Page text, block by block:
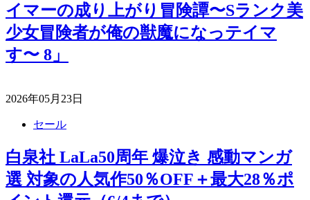
イマーの成り上がり冒険譚〜Sランク美
少女冒険者が俺の獣魔になっテイマ
す〜 8」
2026年05月23日
セール
白泉社 LaLa50周年 爆泣き 感動マンガ
選 対象の人気作50％OFF＋最大28％ポ